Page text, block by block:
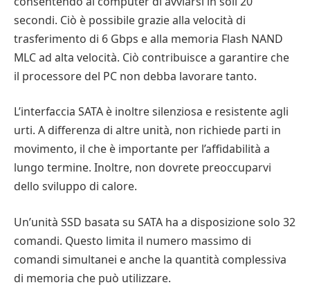
secondi. Ciò è possibile grazie alla velocità di
trasferimento di 6 Gbps e alla memoria Flash NAND
MLC ad alta velocità. Ciò contribuisce a garantire che
il processore del PC non debba lavorare tanto.
L’interfaccia SATA è inoltre silenziosa e resistente agli
urti. A differenza di altre unità, non richiede parti in
movimento, il che è importante per l’affidabilità a
lungo termine. Inoltre, non dovrete preoccuparvi
dello sviluppo di calore.
Un’unità SSD basata su SATA ha a disposizione solo 32
comandi. Questo limita il numero massimo di
comandi simultanei e anche la quantità complessiva
di memoria che può utilizzare.